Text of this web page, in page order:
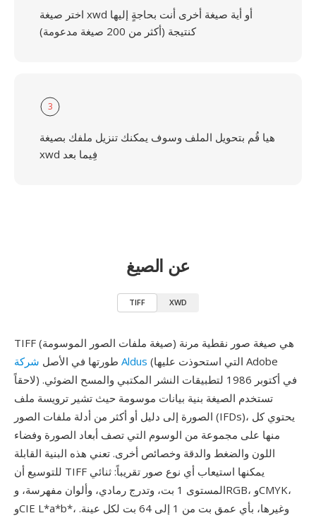
اختر صيغة xwd أو أية صيغة أخرى أنت بحاجةٍ إليها
كنتيجة (أكثر من 200 صيغة مدعومة)
3
هيا قُم بتحويل الملف وسوف يمكنك تنزيل ملفك بصيغة
xwd فِيما بعد
عن الصيغ
TIFF XWD
TIFF (صيغة ملفات الصور الموسومة) هي صيغة صور نقطية مرنة
طورتها في الأصل شركة Aldus (التي استحوذت عليها Adobe
لاحقاً) في أكتوبر 1986 لتطبيقات النشر المكتبي والمسح الضوئي.
تستخدم الصيغة بنية بيانات موسومة حيث تشير ترويسة ملف
الصورة إلى دليل أو أكثر من أدلة ملفات الصور (IFDs)، يحتوي كل
منها على مجموعة من الوسوم التي تصف أبعاد الصورة وفضاء
اللون والضغط والدقة وخصائص أخرى. تعني هذه البنية القابلة
للتوسيع أن TIFF يمكنها استيعاب أي نوع صور تقريباً: ثنائي
المستوى 1 بت، وتدرج رمادي، وألوان مفهرسة، وRGB، وCMYK،
وCIE L*a*b*، وغيرها، بأي عمق بت من 1 إلى 64 بت لكل عينة.